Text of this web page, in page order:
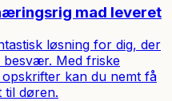
mad leveret
løsning for dig, der
besvær. Med friske
kan du nemt få
til døren.